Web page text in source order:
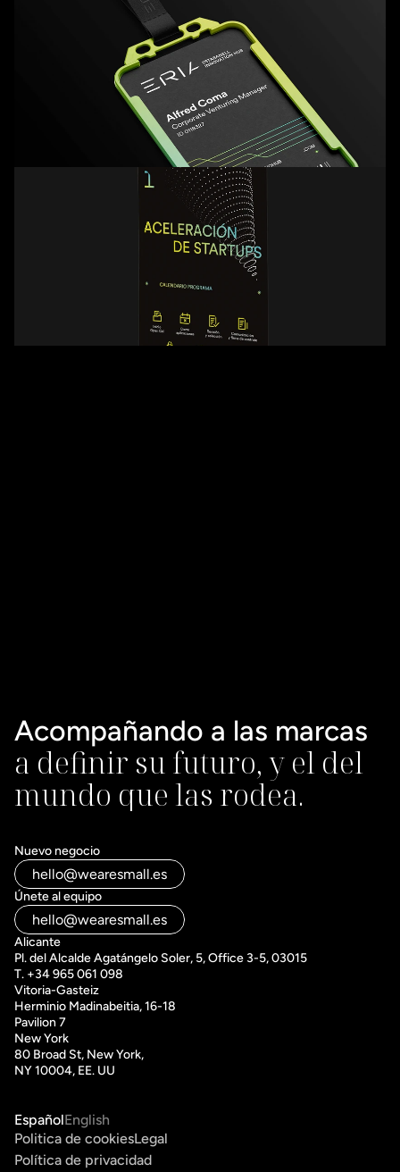
Acompañando a las marcas
a definir su futuro, y el del
mundo que las rodea.
Nuevo negocio
hello@wearesmall.es
Únete al equipo
hello@wearesmall.es
Alicante
Pl. del Alcalde Agatángelo Soler, 5, Office 3-5, 03015
T. +34 965 061 098
Vitoria-Gasteiz
Herminio Madinabeitia, 16-18
Pavilion 7
New York
80 Broad St, New York,
NY 10004, EE. UU
Politica de cookiesLegal
Política de privacidad
EspañolEnglish